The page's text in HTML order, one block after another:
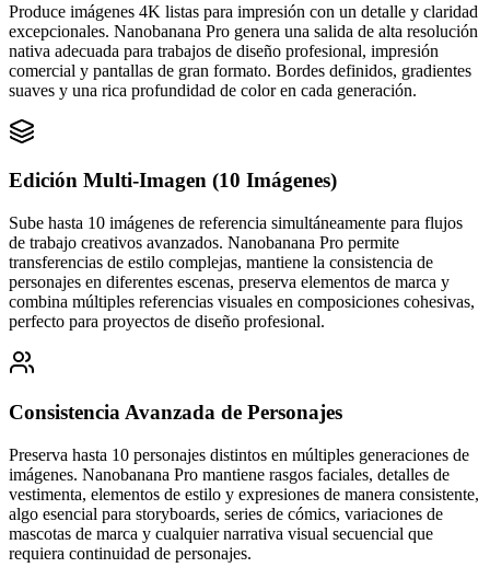
Produce imágenes 4K listas para impresión con un detalle y claridad
excepcionales. Nanobanana Pro genera una salida de alta resolución
nativa adecuada para trabajos de diseño profesional, impresión
comercial y pantallas de gran formato. Bordes definidos, gradientes
suaves y una rica profundidad de color en cada generación.
Edición Multi-Imagen (10 Imágenes)
Sube hasta 10 imágenes de referencia simultáneamente para flujos
de trabajo creativos avanzados. Nanobanana Pro permite
transferencias de estilo complejas, mantiene la consistencia de
personajes en diferentes escenas, preserva elementos de marca y
combina múltiples referencias visuales en composiciones cohesivas,
perfecto para proyectos de diseño profesional.
Consistencia Avanzada de Personajes
Preserva hasta 10 personajes distintos en múltiples generaciones de
imágenes. Nanobanana Pro mantiene rasgos faciales, detalles de
vestimenta, elementos de estilo y expresiones de manera consistente,
algo esencial para storyboards, series de cómics, variaciones de
mascotas de marca y cualquier narrativa visual secuencial que
requiera continuidad de personajes.